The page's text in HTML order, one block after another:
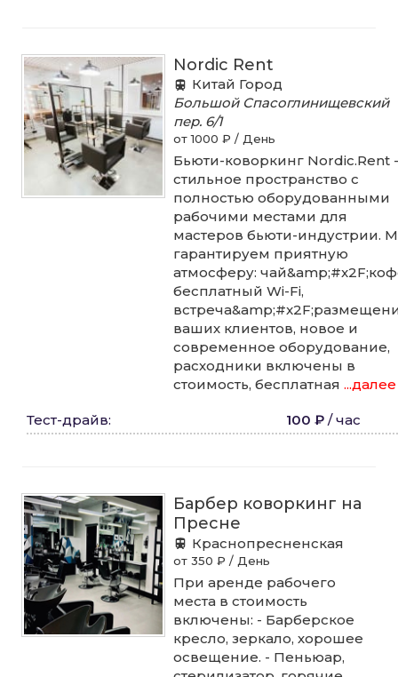
Nordic Rent
Китай Город
Большой Спасоглинищевский
пер. 6/1
от 1000 ₽ / День
Бьюти-коворкинг Nordic.Rent -
стильное пространство с
полностью оборудованными
рабочими местами для
мастеров бьюти-индустрии.
гарантируем приятную
атмосферу:
бесплатный Wi-Fi,
ваших клиентов, новое и
современное оборудование,
расходники включены в
стоимость, бесплатная ...далее
Тест-драйв: 100 ₽ / час
Барбер коворкинг на
Пресне
Краснопресненская
от 350 ₽ / День
При аренде рабочего
места в стоимость
включены: - Барберское
кресло, зеркало, хорошее
освещение. - Пеньюар,